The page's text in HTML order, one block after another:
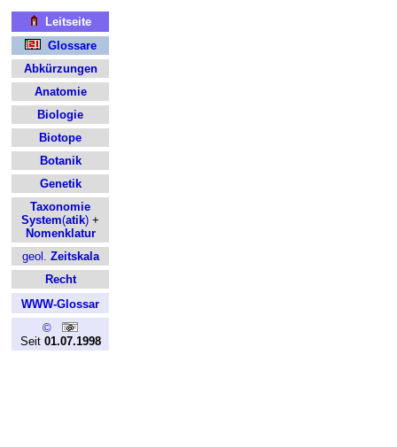
Leitseite
Glossare
Abkürzungen
Anatomie
Biologie
Biotope
Botanik
Genetik
Taxonomie
System(atik) +
Nomenklatur
geol. Zeitskala
Recht
WWW-Glossar
©
Seit 01.07.1998